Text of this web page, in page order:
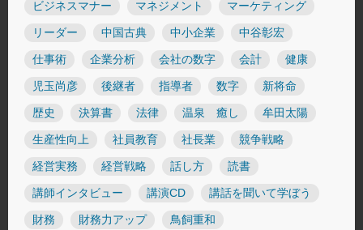
ビジネスマナー マネジメント マーケティング
リーダー 中国古典 中小企業 中谷彰宏
仕事術 企業分析 会社の数字 会計 健康
児玉尚彦 後継者 指導者 数字 新将命
歴史 決算書 法律 温泉 癒し 牟田太陽
生産性向上 社員教育 社長業 競争戦略
経営実務 経営戦略 話し方 読書
講師インタビュー 講演CD 講話を聞いて学ぼう
財務 財務力アップ 鳥飼重和